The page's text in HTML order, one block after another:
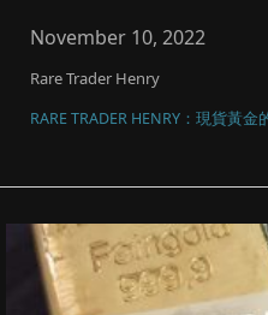
November 10, 2022
Rare Trader Henry
RARE TRADER HENRY：現貨黃金